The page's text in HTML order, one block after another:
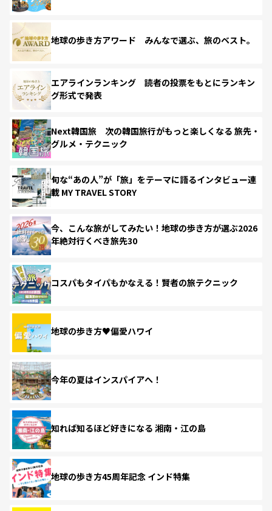
地球の歩き方アワード みんなで選ぶ、旅のベスト。
エアラインランキング 読者の投票をもとにランキン
グ形式で発表
Next韓国旅 次の韓国旅行がもっと楽しくなる 旅先・
グルメ・テクニック
旬な“あの人”が「旅」をテーマに語るインタビュー連
載 MY TRAVEL STORY
今、こんな旅がしてみたい！地球の歩き方が選ぶ2026
年絶対行くべき旅先30
コスパもタイパもかなえる！賢者の旅テクニック
地球の歩き方♥偏愛ハワイ
今年の夏はインスパイアへ！
知れば知るほど好きになる 湘南・江の島
地球の歩き方45周年記念 インド特集